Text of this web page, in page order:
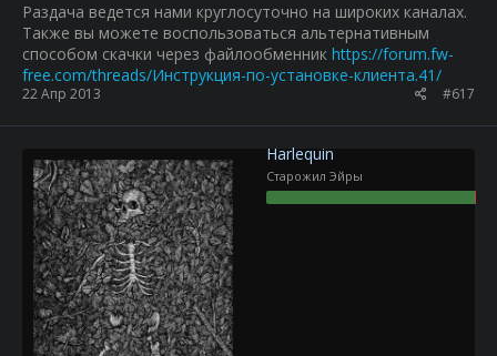
Раздача ведется нами круглосуточно на широких каналах.
Также вы можете воспользоваться альтернативным
способом скачки через файлообменник https://forum.fw-
free.com/threads/Инструкция-по-установке-клиента.41/
22 Апр 2013 #617
Harlequin
Старожил Эйры